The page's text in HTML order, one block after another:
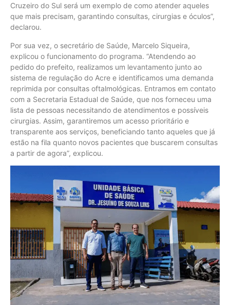
Cruzeiro do Sul será um exemplo de como atender aqueles
que mais precisam, garantindo consultas, cirurgias e óculos”,
declarou.
Por sua vez, o secretário de Saúde, Marcelo Siqueira,
explicou o funcionamento do programa. “Atendendo ao
pedido do prefeito, realizamos um levantamento junto ao
sistema de regulação do Acre e identificamos uma demanda
reprimida por consultas oftalmológicas. Entramos em contato
com a Secretaria Estadual de Saúde, que nos forneceu uma
lista de pessoas necessitando de atendimentos e possíveis
cirurgias. Assim, garantiremos um acesso prioritário e
transparente aos serviços, beneficiando tanto aqueles que já
estão na fila quanto novos pacientes que buscarem consultas
a partir de agora”, explicou.